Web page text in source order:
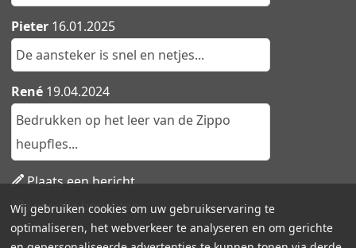
Pieter 16.01.2025
De aansteker is snel en netjes...
René 19.04.2024
Bedrukken op het leer van de Zippo
heupfles...
Plaats een bericht
Lees alle berichten
Wij gebruiken cookies om uw gebruikservaring te
optimaliseren, het webverkeer te analyseren en om gerichte